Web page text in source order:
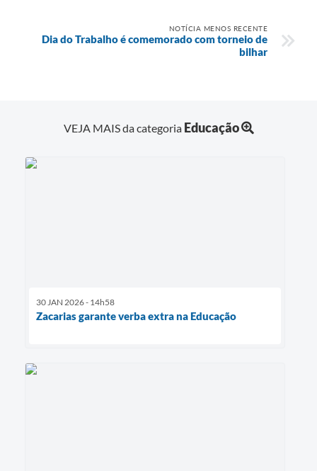
NOTÍCIA MENOS RECENTE
Dia do Trabalho é comemorado com torneio de
bilhar
VEJA MAIS da categoria Educação
30 JAN 2026 - 14h58
Zacarias garante verba extra na Educação